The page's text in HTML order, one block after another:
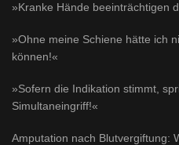
»Kranke Hände beeinträchtigen
»Ohne meine Schiene hätte ich
können!«
»Sofern die Indikation stimmt,
Simultaneingriff!«
Amputation nach Blutvergiftung: